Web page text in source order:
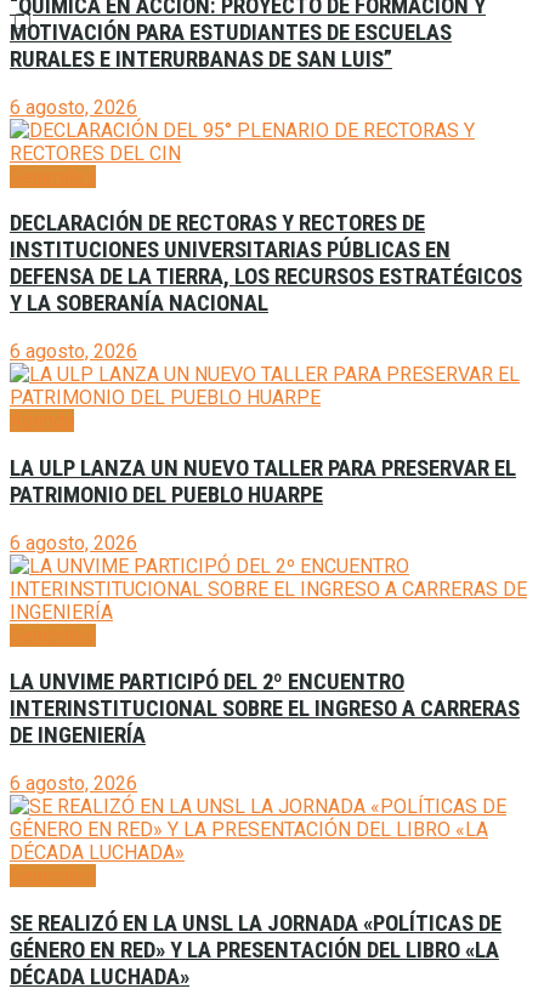
“QUÍMICA EN ACCIÓN: PROYECTO DE FORMACIÓN Y
MOTIVACIÓN PARA ESTUDIANTES DE ESCUELAS
RURALES E INTERURBANAS DE SAN LUIS”
6 agosto, 2026
DECLARACIÓN DE RECTORAS Y RECTORES DE
INSTITUCIONES UNIVERSITARIAS PÚBLICAS EN
DEFENSA DE LA TIERRA, LOS RECURSOS ESTRATÉGICOS
Y LA SOBERANÍA NACIONAL
6 agosto, 2026
LA ULP LANZA UN NUEVO TALLER PARA PRESERVAR EL
PATRIMONIO DEL PUEBLO HUARPE
6 agosto, 2026
LA UNVIME PARTICIPÓ DEL 2º ENCUENTRO
INTERINSTITUCIONAL SOBRE EL INGRESO A CARRERAS
DE INGENIERÍA
6 agosto, 2026
SE REALIZÓ EN LA UNSL LA JORNADA «POLÍTICAS DE
GÉNERO EN RED» Y LA PRESENTACIÓN DEL LIBRO «LA
DÉCADA LUCHADA»